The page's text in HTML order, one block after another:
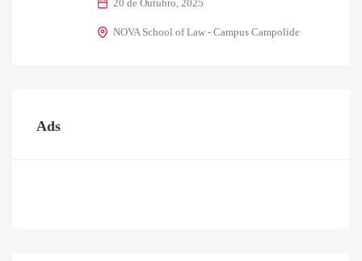
20 de Outubro, 2025
NOVA School of Law - Campus Campolide
Ads